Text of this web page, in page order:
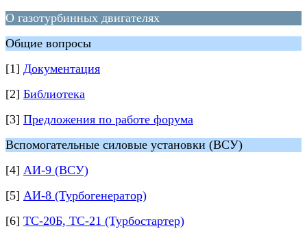
О газотурбинных двигателях
Общие вопросы
[1] Документация
[2] Библиотека
[3] Предложения по работе форума
Вспомогательные силовые установки (ВСУ)
[4] АИ-9 (ВСУ)
[5] АИ-8 (Турбогенератор)
[6] ТС-20Б, ТС-21 (Турбостартер)